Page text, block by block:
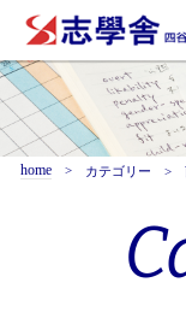
home カテゴリー